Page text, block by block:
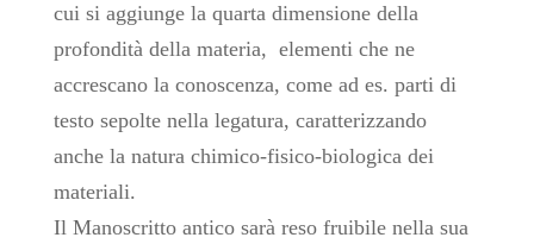
cui si aggiunge la quarta dimensione della
profondità della materia, elementi che ne
accrescano la conoscenza, come ad es. parti di
testo sepolte nella legatura, caratterizzando
anche la natura chimico-fisico-biologica dei
materiali.
Il Manoscritto antico sarà reso fruibile nella sua